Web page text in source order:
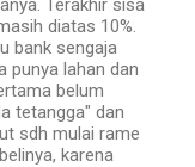
Terakhir sisa
diatas 10%.
bank sengaja
punya lahan dan
belum
tetangga" dan
sdh mulai rame
karena